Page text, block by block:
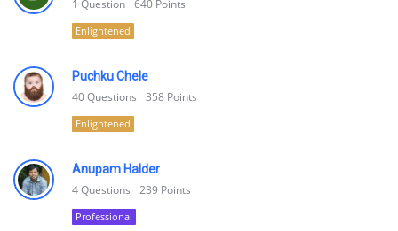
1 Question 640 Points
Enlightened
Puchku Chele
40Questions 358 Points
Enlightened
Anupam Halder
4Questions 239 Points
Professional